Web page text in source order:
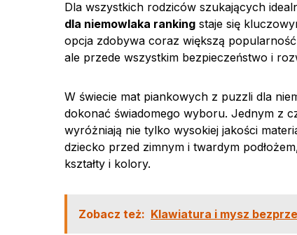
Dla wszystkich rodziców szukających
dla niemowlaka ranking staje się
opcja zdobywa coraz większą
ale przede wszystkim bezpieczeństwo i
W świecie mat piankowych z puzzli dla
dokonać świadomego wyboru. Jednym z
wyróżniają nie tylko wysokiej jakości
dziecko przed zimnym i twardym
kształty i kolory.
Zobacz też: Klawiatura i mysz